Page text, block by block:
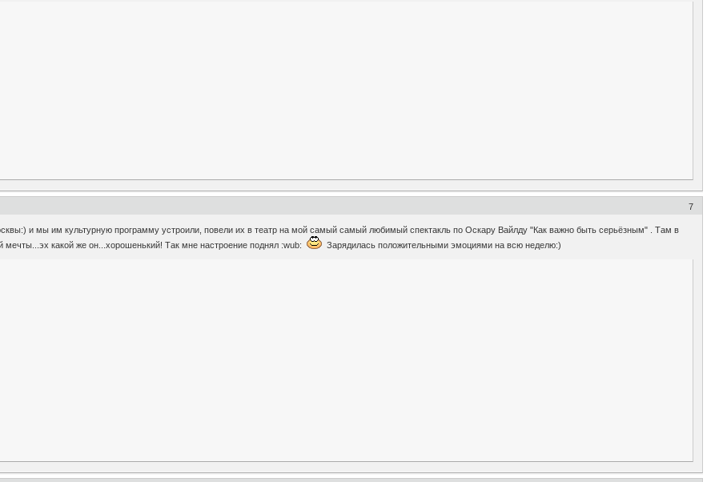
7
и мы им культурную программу устроили, повели их в театр на мой самый самый любимый спектакль по Оскару Вайлду "Как важно быть серьёзным" . Там в
мечты...эх какой же он...хорошенький! Так мне настроение поднял :wub:
Зарядилась положительными эмоциями на всю неделю:)